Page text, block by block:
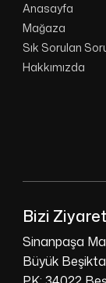
Bizi
Sinanpaşa
Büyük
Anasayfa
Mağaza
Sık Sorulan
Hakkımızda